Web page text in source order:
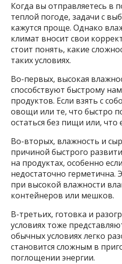
Когда вы отправляетесь в
теплой погоде, задачи с
кажутся проще. Однако
климат вносит свои
стоит понять, какие
таких условиях.
Во-первых, высокая
способствуют быстрому
продуктов. Если взять с
овощи или те, что быстро
остаться без пищи или, что
Во-вторых, влажность и
причиной быстрого
на продуктах, особенно
недостаточно герметична.
при высокой влажности
контейнеров или мешков.
В-третьих, готовка и
условиях тоже
обычных условиях легко
становится сложным в
поглощении энергии.